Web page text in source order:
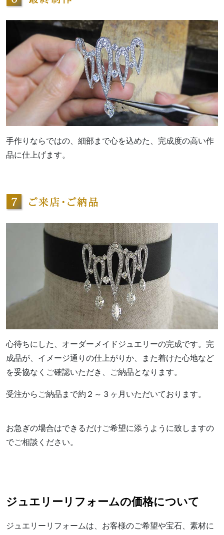
手作りならではの、細部まで心を込めた、完成度の高い作
品に仕上げます。
心待ちにした、オーダーメイドジュエリーの完成です。完
成品が、イメージ通りの仕上がりか、また着けた心地など
を妥協なくご確認いただき、ご納品となります。
受注からご納品まで約２～３ヶ月いただいております。
お急ぎの場合はできるだけご希望に添うように致しますの
でご相談ください。
ジュエリーリフォームの価格について
ジュエリーリフォームは、お客様のご希望や宝石、素材に